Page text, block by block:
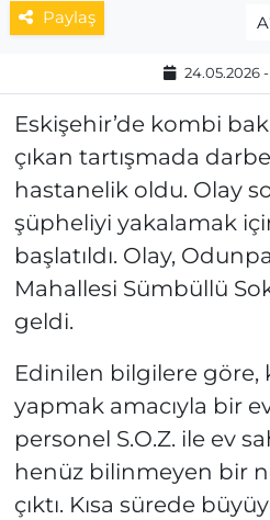
Paylaş A
24.05.2026
Eskişehir’de kombi
çıkan tartışmada
hastanelik oldu. Olay
şüpheliyi yakalamak
başlatıldı. Olay,
Mahallesi Sümbüllü
geldi.
Edinilen bilgilere göre,
yapmak amacıyla bir
personel S.O.Z. ile ev
henüz bilinmeyen bir
çıktı. Kısa sürede